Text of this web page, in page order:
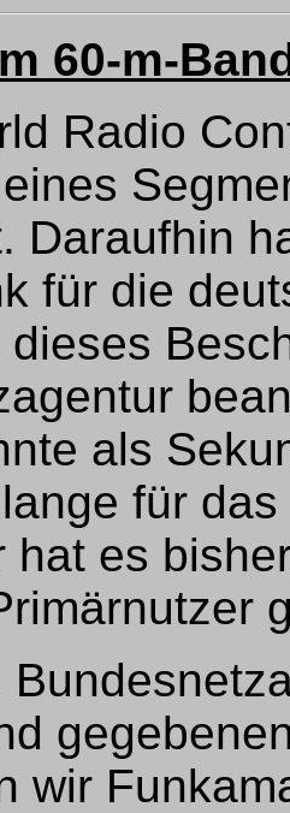
60-m-
Radio
Daraufhin
für die
dieses
als
für
hat es
wir